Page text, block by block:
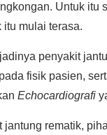
Untuk
itu mulai terasa.
penyakit
fisik pasien,
Echocardiografi
jantung rematik,